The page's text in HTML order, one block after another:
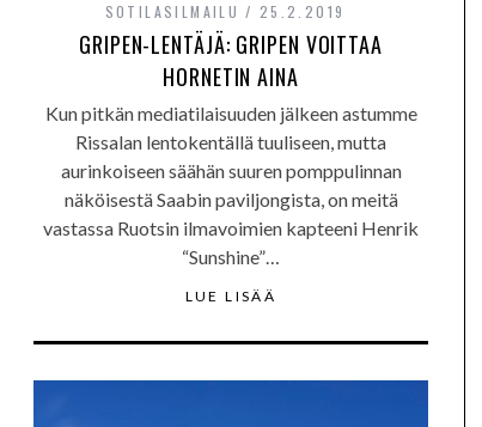
SOTILASILMAILU 25.2.2019
GRIPEN-LENTÄJÄ: GRIPEN VOITTAA
HORNETIN AINA
Kun pitkän mediatilaisuuden jälkeen astumme
Rissalan lentokentällä tuuliseen, mutta
aurinkoiseen säähän suuren pomppulinnan
näköisestä Saabin paviljongista, on meitä
vastassa Ruotsin ilmavoimien kapteeni Henrik
“Sunshine”…
LUE LISÄÄ